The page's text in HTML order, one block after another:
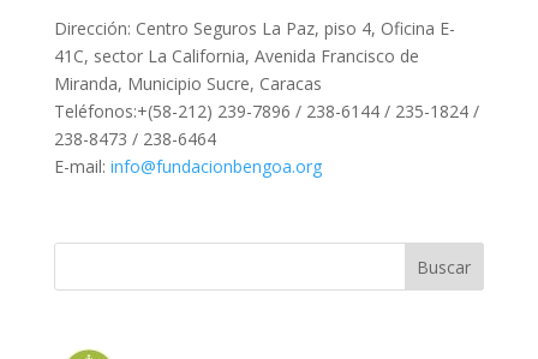
Dirección: Centro Seguros La Paz, piso 4, Oficina E-
41C, sector La California, Avenida Francisco de
Miranda, Municipio Sucre, Caracas
Teléfonos:+(58-212) 239-7896 / 238-6144 / 235-1824 /
238-8473 / 238-6464
E-mail: info@fundacionbengoa.org